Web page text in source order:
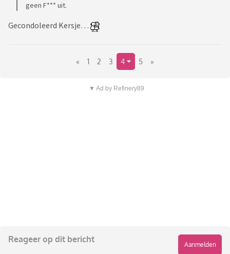
geen F*** uit.
Gecondoleerd Kersje…
« 1 2 3 4 5 »
▼ Ad by Refinery89
Reageer op dit bericht
Aanmelden